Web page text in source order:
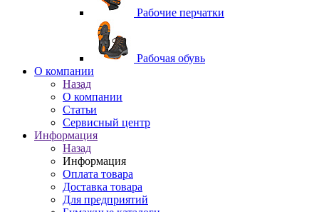
Рабочие перчатки
Рабочая обувь
O компании
Назад
O компании
Статьи
Сервисный центр
Информация
Назад
Информация
Оплата товара
Доставка товара
Для предприятий